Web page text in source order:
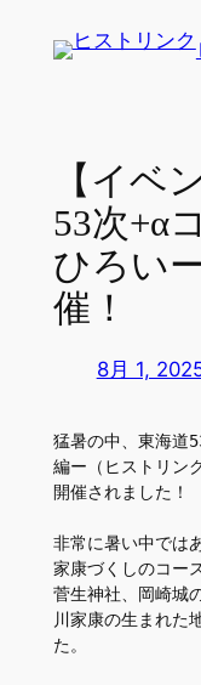
【イベ
53次+α
ひろい
催！
8月 1,
猛暑の中、東海道
編ー（ヒストリン
開催されました！
非常に暑い中では
家康づくしのコー
菅生神社、岡崎城
川家康の生まれた
た。